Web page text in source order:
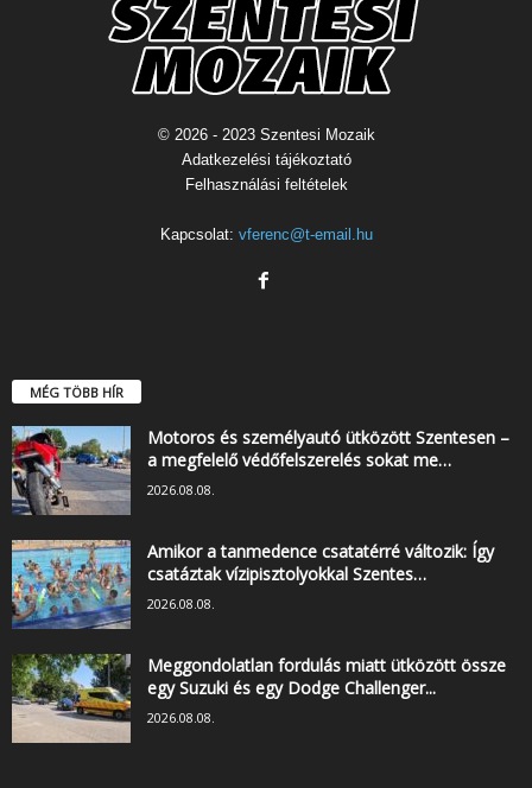
© 2026 - 2023 Szentesi Mozaik
Adatkezelési tájékoztató
Felhasználási feltételek
Kapcsolat: vferenc@t-email.hu
MÉG TÖBB HÍR
Motoros és személyautó ütközött Szentesen –
a megfelelő védőfelszerelés sokat me…
2026.08.08.
Amikor a tanmedence csatatérré változik: Így
csatáztak vízipisztolyokkal Szentes…
2026.08.08.
Meggondolatlan fordulás miatt ütközött össze
egy Suzuki és egy Dodge Challenger...
2026.08.08.